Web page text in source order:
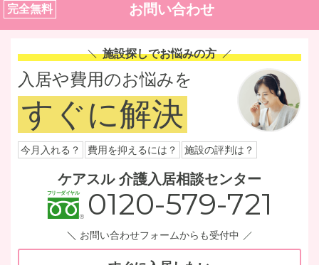
完全無料 お問い合わせ
施設探しでお悩みの方
入居や費用のお悩みを
すぐに解決
今月入れる？ 費用を抑えるには？ 施設の評判は？
ケアスル 介護入居相談センター
0120-579-721
お問い合わせフォームからも受付中